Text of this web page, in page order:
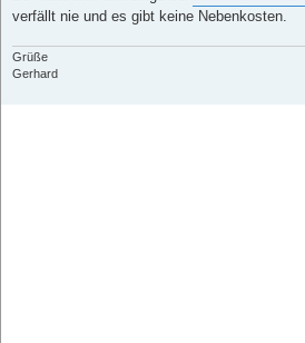
verfällt nie und es gibt keine Nebenkosten.
Grüße
Gerhard